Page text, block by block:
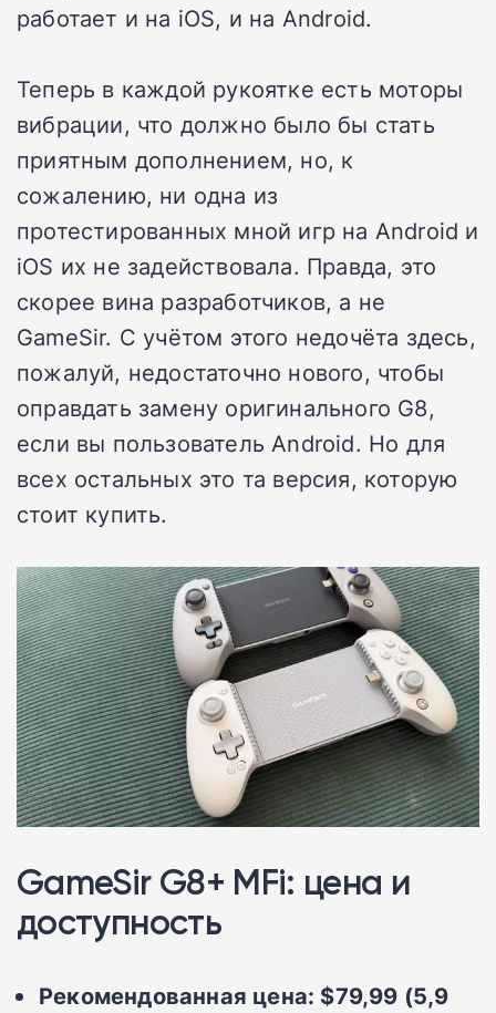
работает и на iOS, и на Android.
Теперь в каждой рукоятке есть моторы
вибрации, что должно было бы стать
приятным дополнением, но, к
сожалению, ни одна из
протестированных мной игр на Android и
iOS их не задействовала. Правда, это
скорее вина разработчиков, а не
GameSir. С учётом этого недочёта здесь,
пожалуй, недостаточно нового, чтобы
оправдать замену оригинального G8,
если вы пользователь Android. Но для
всех остальных это та версия, которую
стоит купить.
GameSir G8+ MFi: цена и
доступность
Рекомендованная цена: $79,99 (5,9